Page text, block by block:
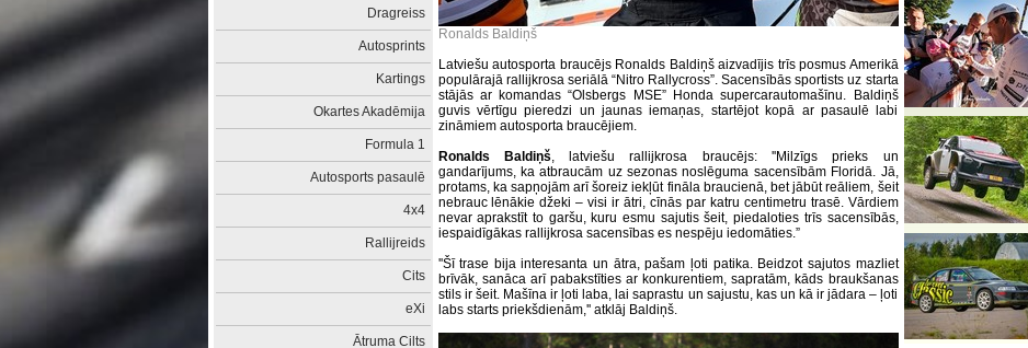
Dragreiss
Autosprints
Kartings
Okartes Akadēmija
Formula 1
Autosports pasaulē
4x4
Rallijreids
Cits
eXi
Ātruma Cilts
Ronalds Baldiņš
Latviešu autosporta braucējs Ronalds Baldiņš aizvadījis trīs posmus Amerikā
populārajā rallijkrosa seriālā “Nitro Rallycross”. Sacensībās sportists uz starta
stājās ar komandas “Olsbergs MSE” Honda supercarautomašīnu. Baldiņš
guvis vērtīgu pieredzi un jaunas iemaņas, startējot kopā ar pasaulē labi
zināmiem autosporta braucējiem.
Ronalds Baldiņš, latviešu rallijkrosa braucējs: ''Milzīgs prieks un
gandarījums, ka atbraucām uz sezonas noslēguma sacensībām Floridā. Jā,
protams, ka sapņojām arī šoreiz iekļūt fināla braucienā, bet jābūt reāliem, šeit
nebrauc lēnākie džeki – visi ir ātri, cīnās par katru centimetru trasē. Vārdiem
nevar aprakstīt to garšu, kuru esmu sajutis šeit, piedaloties trīs sacensībās,
iespaidīgākas rallijkrosa sacensības es nespēju iedomāties.”
''Šī trase bija interesanta un ātra, pašam ļoti patika. Beidzot sajutos mazliet
brīvāk, sanāca arī pabakstīties ar konkurentiem, sapratām, kāds braukšanas
stils ir šeit. Mašīna ir ļoti laba, lai saprastu un sajustu, kas un kā ir jādara – ļoti
labs starts priekšdienām,'' atklāj Baldiņš.